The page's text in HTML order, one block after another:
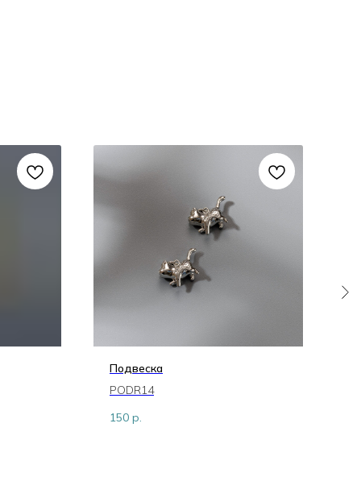
Подвеска
PODR14
150 р.